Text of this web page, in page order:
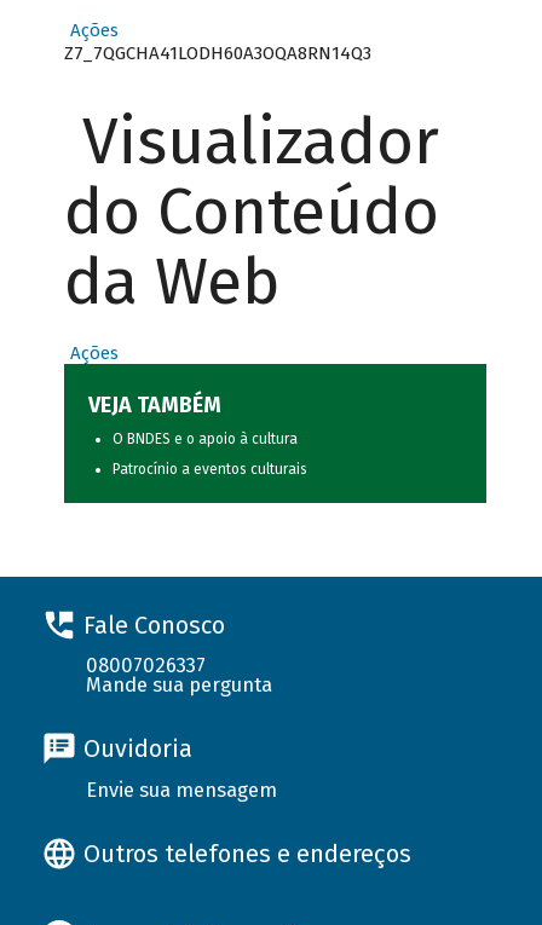
Ações
Z7_7QGCHA41LODH60A3OQA8RN14Q3
Visualizador
do Conteúdo
da Web
Ações
VEJA TAMBÉM
O BNDES e o apoio à cultura
Patrocínio a eventos culturais
Fale Conosco
08007026337
Mande sua pergunta
Ouvidoria
Envie sua mensagem
Outros telefones e endereços